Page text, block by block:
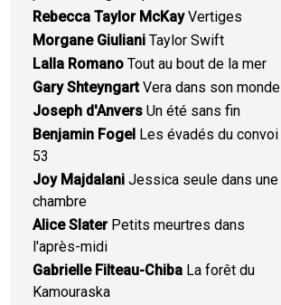
Rebecca Taylor McKayVertiges
Morgane Giuliani Taylor Swift
Lalla Romano Tout au bout de la mer
Gary ShteyngartVera dans son monde
Joseph d'Anvers Un été sans fin
Benjamin Fogel Les évadés du convoi
53
Joy Majdalani Jessica seule dans une
chambre
Alice SlaterPetits meurtres dans
l'après-midi
Gabrielle Filteau-Chiba La forêt du
Kamouraska